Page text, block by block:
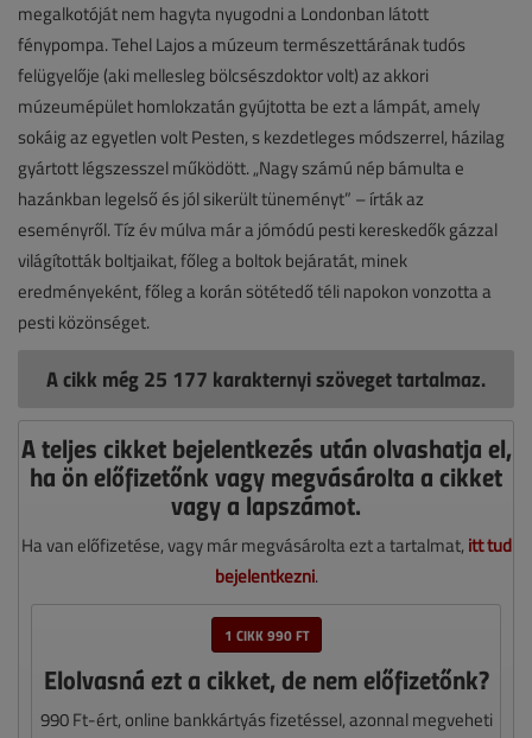
megalkotóját nem hagyta nyugodni a Londonban látott
fénypompa. Tehel Lajos a múzeum természettárának tudós
felügyelője (aki mellesleg bölcsészdoktor volt) az akkori
múzeumépület homlokzatán gyújtotta be ezt a lámpát, amely
sokáig az egyetlen volt Pesten, s kezdetleges módszerrel, házilag
gyártott légszesszel működött. „Nagy számú nép bámulta e
hazánkban legelső és jól sikerült tüneményt” – írták az
eseményről. Tíz év múlva már a jómódú pesti kereskedők gázzal
világították boltjaikat, főleg a boltok bejáratát, minek
eredményeként, főleg a korán sötétedő téli napokon vonzotta a
pesti közönséget.
A cikk még 25 177 karakternyi szöveget tartalmaz.
A teljes cikket bejelentkezés után olvashatja el,
ha ön előfizetőnk vagy megvásárolta a cikket
vagy a lapszámot.
Ha van előfizetése, vagy már megvásárolta ezt a tartalmat, itt tud
bejelentkezni.
1 CIKK 990 FT
Elolvasná ezt a cikket, de nem előfizetőnk?
990 Ft-ért, online bankkártyás fizetéssel, azonnal megveheti